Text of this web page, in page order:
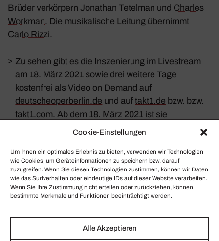
Cookie-Einstellungen
Um Ihnen ein optimales Erlebnis zu bieten, verwenden wir Technologien
wie Cookies, um Geräteinformationen zu speichern bzw. darauf
zuzugreifen. Wenn Sie diesen Technologien zustimmen, können wir Daten
wie das Surfverhalten oder eindeutige IDs auf dieser Website verarbeiten.
Wenn Sie Ihre Zustimmung nicht erteilen oder zurückziehen, können
bestimmte Merkmale und Funktionen beeinträchtigt werden.
Alle Akzeptieren
Brüder verkör­pern Jona­than Tetelman und Charles
Workman. Die musi­ka­li­sche Leitung über­nimmt
Carlo Rizzi.
> Zu sehen gibt es die Inszenierung im Livestream
am 18. März 2021 sowie drei weitere Tage
kostenfrei als Video on Demand auf
deutscheoperberlin.de und auftakt1.de bzw. bzw.
takt1.com. Ab dem 18. März 2021 ist sie
(gebührenpflichtig) auf takt1.de bzw. takt1.com
Fotos: Deutsche Oper Berlin